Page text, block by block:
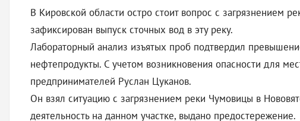
В Кировской области остро стоит вопрос с загрязнением
зафиксирован выпуск сточных вод в эту реку.
Лабораторный анализ изъятых проб подтвердил
нефтепродукты. С учетом возникновения опасности для
предпринимателей Руслан Цуканов.
Он взял ситуацию с загрязнением реки Чумовицы в
деятельность на данном участке, выдано предостережение.